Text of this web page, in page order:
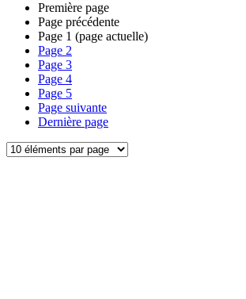
Première page
Page précédente
Page 1 (page actuelle)
Page 2
Page 3
Page 4
Page 5
Page suivante
Dernière page